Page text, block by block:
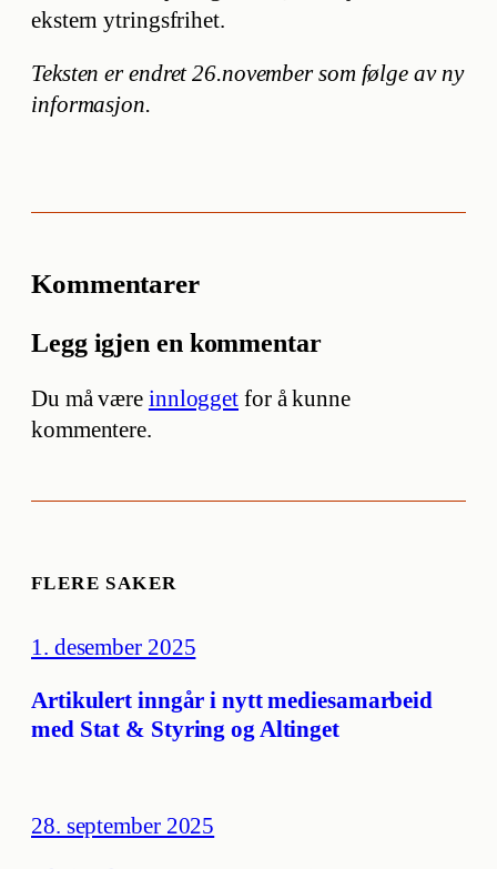
ekstern ytringsfrihet.
Teksten er endret 26.november som følge av ny
informasjon.
Kommentarer
Legg igjen en kommentar
Du må være innlogget for å kunne
kommentere.
FLERE SAKER
1. desember 2025
Artikulert inngår i nytt mediesamarbeid
med Stat & Styring og Altinget
28. september 2025